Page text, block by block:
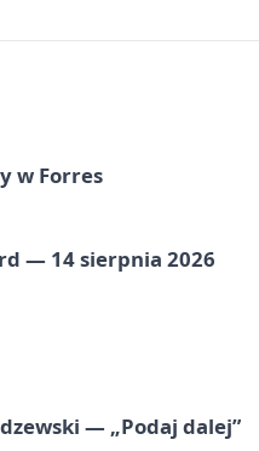
w Forres
— 14 sierpnia 2026
— „Podaj dalej”